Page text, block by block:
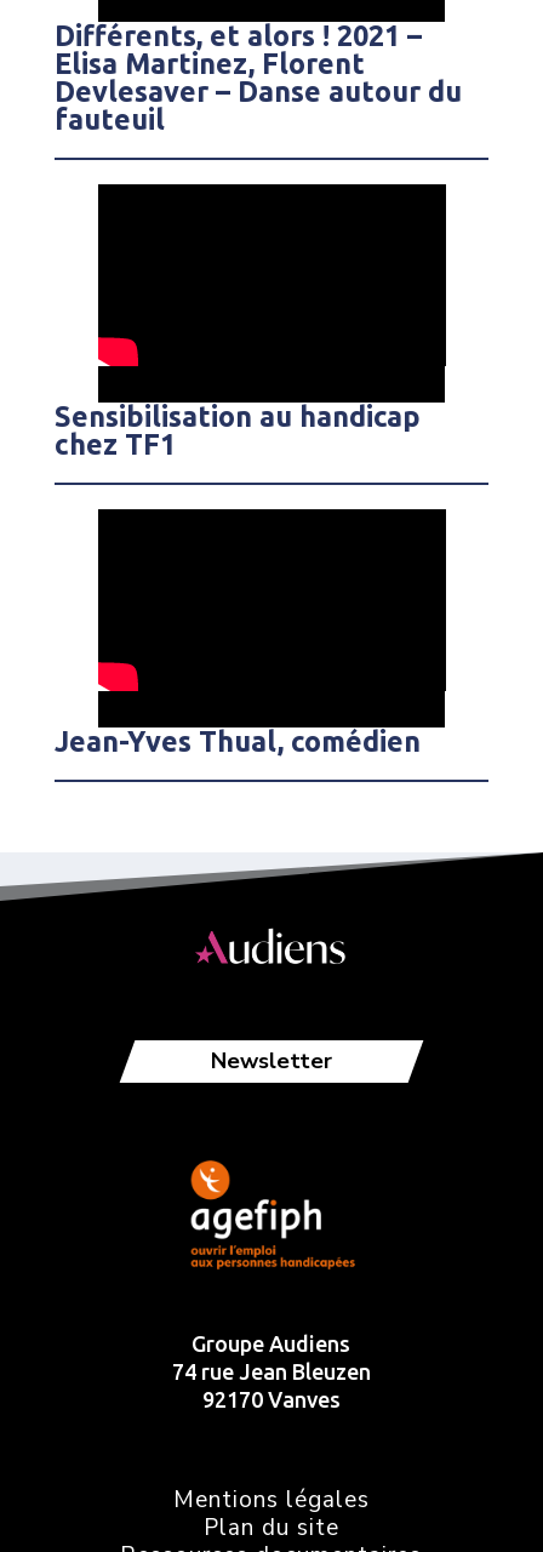
Différents, et alors ! 2021 –
Elisa Martinez, Florent
Devlesaver – Danse autour du
fauteuil
Sensibilisation au handicap
chez TF1
Jean-Yves Thual, comédien
Newsletter
Groupe Audiens
74 rue Jean Bleuzen
92170 Vanves
Mentions légales
Plan du site